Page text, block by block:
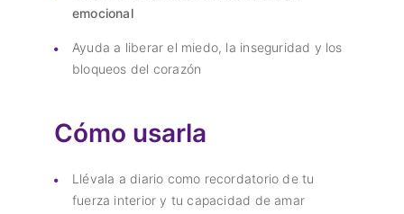
emocional
Ayuda a liberar el miedo, la inseguridad y los
bloqueos del corazón
Cómo usarla
Llévala a diario como recordatorio de tu
fuerza interior y tu capacidad de amar